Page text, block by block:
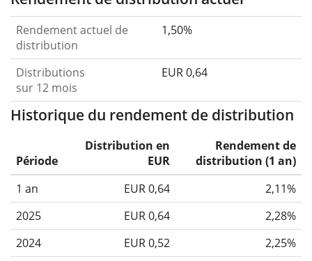
Rendement actuel de
distribution
1,50%
Distributions
sur 12 mois
EUR 0,64
Historique du rendement de distribution
Période
Distribution en
EUR
Rendement de
distribution (1 an)
1 an
EUR 0,64
2,11%
2025
EUR 0,64
2,28%
2024
EUR 0,52
2,25%